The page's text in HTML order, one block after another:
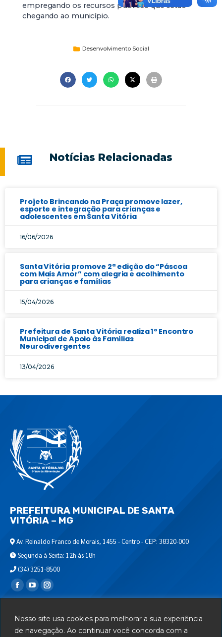
Nosso site usa cookies para melhorar a sua experiência
de navegação. Ao continuar você concorda com a
empregando os recursos públicos que estão
chegando ao município.
Desenvolvimento Social
Notícias Relacionadas
Projeto Brincando na Praça promove lazer,
esporte e integração para crianças e
adolescentes em Santa Vitória
16/06/2026
Santa Vitória promove 2ª edição do “Páscoa
com Mais Amor” com alegria e acolhimento
para crianças e famílias
15/04/2026
Prefeitura de Santa Vitória realiza 1º Encontro
Municipal de Apoio às Famílias
Neurodivergentes
13/04/2026
PREFEITURA MUNICIPAL DE SANTA
VITÓRIA – MG
Av. Reinaldo Franco de Morais, 1455 - Centro - CEP: 38320-000
Segunda à Sexta: 12h às 18h
(34) 3251-8500
Encontre-nos em:
Departamento de T.I.